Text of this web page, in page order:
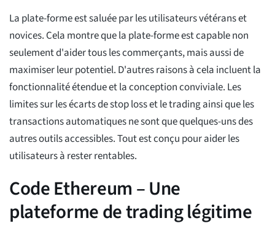
La plate-forme est saluée par les utilisateurs vétérans et
novices. Cela montre que la plate-forme est capable non
seulement d'aider tous les commerçants, mais aussi de
maximiser leur potentiel. D'autres raisons à cela incluent la
fonctionnalité étendue et la conception conviviale. Les
limites sur les écarts de stop loss et le trading ainsi que les
transactions automatiques ne sont que quelques-uns des
autres outils accessibles. Tout est conçu pour aider les
utilisateurs à rester rentables.
Code Ethereum – Une
plateforme de trading légitime